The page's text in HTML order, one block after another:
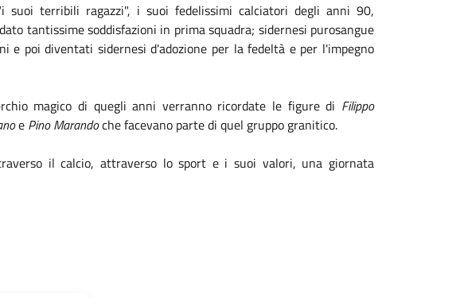
suoi terribili ragazzi", i suoi fedelissimi calciatori degli anni 90,
tantissime soddisfazioni in prima squadra; sidernesi purosangue
e poi diventati sidernesi d'adozione per la fedeltà e per l'impegno
magico di quegli anni verranno ricordate le figure di Filippo
ePino Marandoche facevano parte di quel gruppo granitico.
il calcio, attraverso lo sport e i suoi valori, una giornata